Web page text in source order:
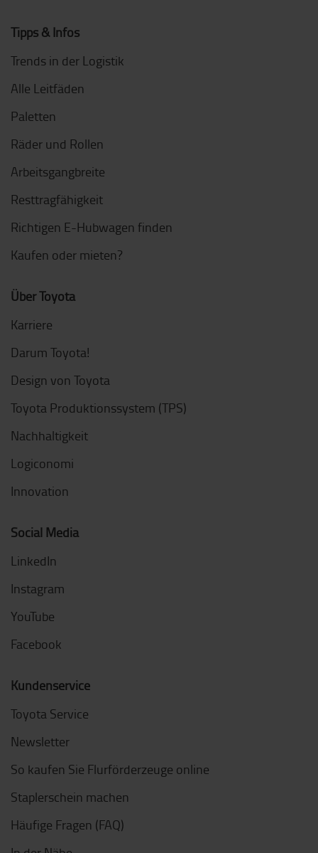
Tipps & Infos
Trends in der Logistik
Alle Leitfäden
Paletten
Räder und Rollen
Arbeitsgangbreite
Resttragfähigkeit
Richtigen E-Hubwagen finden
Kaufen oder mieten?
Über Toyota
Karriere
Darum Toyota!
Design von Toyota
Toyota Produktionssystem (TPS)
Nachhaltigkeit
Logiconomi
Innovation
Social Media
LinkedIn
Instagram
YouTube
Facebook
Kundenservice
Toyota Service
Newsletter
So kaufen Sie Flurförderzeuge online
Staplerschein machen
Häufige Fragen (FAQ)